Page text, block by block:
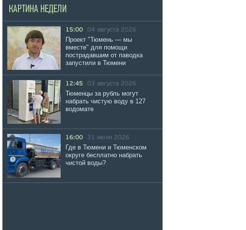
КАРТИНА НЕДЕЛИ
15:00 04 августа 2026
Проект "Тюмень — мы
вместе" для помощи
пострадавшим от паводка
запустили в Тюмени
12:45 03 августа 2026
Тюменцы за рубль могут
набрать чистую воду в 127
водомате
16:00 31 июля 2026
Где в Тюмени и Тюменском
округе бесплатно набрать
чистой воды?